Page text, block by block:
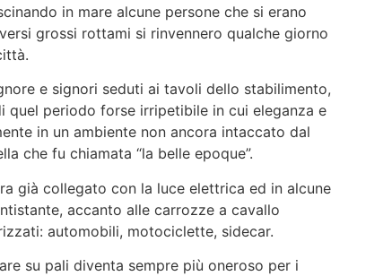
in mare alcune persone che si erano
grossi rottami si rinvennero qualche giorno
e signori seduti ai tavoli dello stabilimento,
quel periodo forse irripetibile in cui eleganza e
in un ambiente non ancora intaccato dal
che fu chiamata “la belle epoque”.
già collegato con la luce elettrica ed in alcune
accanto alle carrozze a cavallo
automobili, motociclette, sidecar.
su pali diventa sempre più oneroso per i